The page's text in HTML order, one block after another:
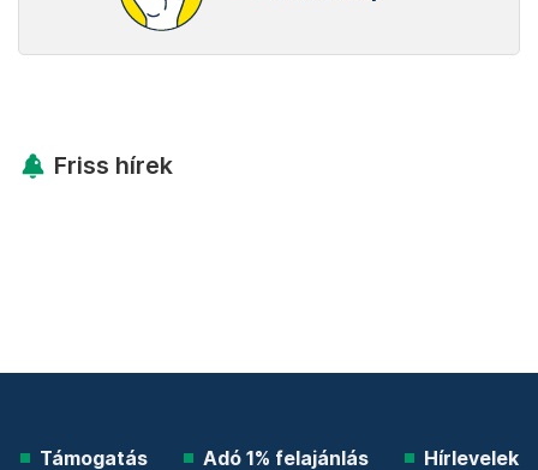
Friss hírek
Támogatás Adó 1% felajánlás Hírlevelek